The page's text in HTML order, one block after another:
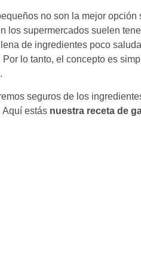
no son la mejor
supermercados suelen
de ingredientes poco
lo tanto, el concepto es
seguros de los
Aquí estás nuestra receta de